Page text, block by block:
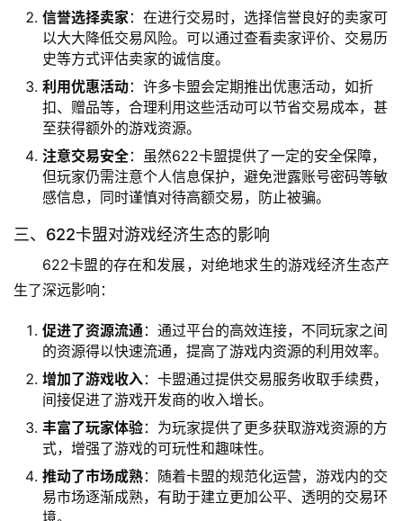
信誉选择卖家：在进行交易时，选择信誉良好的卖家可
以大大降低交易风险。可以通过查看卖家评价、交易历
史等方式评估卖家的诚信度。
利用优惠活动：许多卡盟会定期推出优惠活动，如折
扣、赠品等，合理利用这些活动可以节省交易成本，甚
至获得额外的游戏资源。
注意交易安全：虽然622卡盟提供了一定的安全保障，
但玩家仍需注意个人信息保护，避免泄露账号密码等敏
感信息，同时谨慎对待高额交易，防止被骗。
三、622卡盟对游戏经济生态的影响
622卡盟的存在和发展，对绝地求生的游戏经济生态产
生了深远影响：
促进了资源流通：通过平台的高效连接，不同玩家之间
的资源得以快速流通，提高了游戏内资源的利用效率。
增加了游戏收入：卡盟通过提供交易服务收取手续费，
间接促进了游戏开发商的收入增长。
丰富了玩家体验：为玩家提供了更多获取游戏资源的方
式，增强了游戏的可玩性和趣味性。
推动了市场成熟：随着卡盟的规范化运营，游戏内的交
易市场逐渐成熟，有助于建立更加公平、透明的交易环